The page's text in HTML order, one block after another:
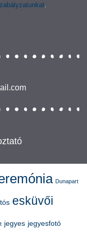
.
Dunapart
esküvői
jegyes jegyesfotó